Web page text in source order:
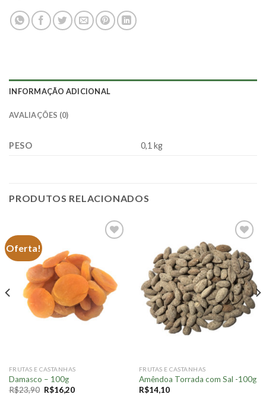
INFORMAÇÃO ADICIONAL
AVALIAÇÕES (0)
PESO 0,1 kg
PRODUTOS RELACIONADOS
Oferta!
FRUTAS E CASTANHAS
Damasco – 100g
R$23,90 R$16,20
Adicionar
à lista.
FRUTAS E CASTANHAS
Amêndoa Torrada com Sal -100g
R$14,10